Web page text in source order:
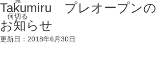
何切る
Takumiru プレオープンの
お知らせ
更新日： 2018年6月30日